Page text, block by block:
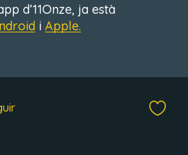
d’11Onze, ja està
i Apple.